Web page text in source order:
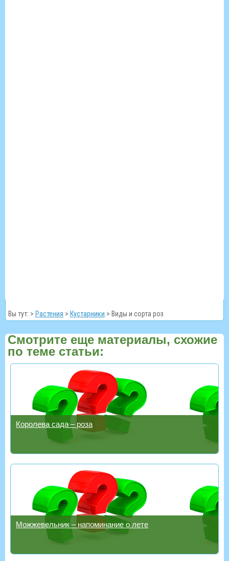
Вы тут: > Растения > Кустарники > Виды и сорта роз
Смотрите еще материалы, схожие
по теме статьи:
Королева сада – роза
Можжевельник – напоминание о лете